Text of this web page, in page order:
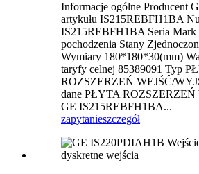
Informacje ogólne Producent
artykułu IS215REBFH1BA
IS215REBFH1BA Seria
pochodzenia Stany
Wymiary 180*180*30(mm)
taryfy celnej 85389091 Typ
ROZSZERZEŃ WEJŚĆ/
dane PŁYTA ROZSZERZEŃ
GE IS215REBFH1BA...
zapytanieszczegół